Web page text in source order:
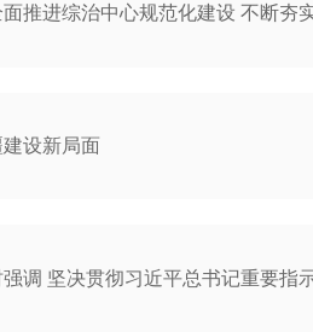
推进综治中心规范化建设 不断夯
设新局面
调 坚决贯彻习近平总书记重要指